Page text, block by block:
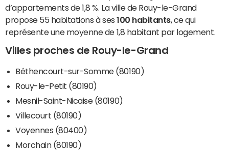
d’appartements de 1,8 %. La ville de Rouy-le-Grand
propose 55 habitations à ses100 habitants, ce qui
représente une moyenne de 1,8 habitant par logement.
Villes proches de Rouy-le-Grand
Béthencourt-sur-Somme (80190)
Rouy-le-Petit (80190)
Mesnil-Saint-Nicaise (80190)
Villecourt (80190)
Voyennes (80400)
Morchain (80190)